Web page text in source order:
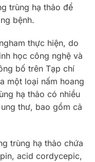
trùng hạ thảo để
bệnh.
thực hiện, do
học công nghệ và
bố trên Tạp chí
một loại nấm hoang
hạ thảo có nhiều
thư, bao gồm cả
trùng hạ thảo chứa
acid cordycepic,